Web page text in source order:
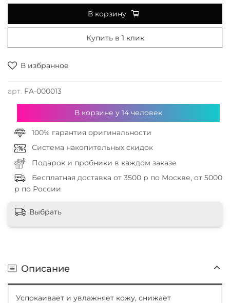
В избранное
арт. FA-000013
В корзину
Купить в 1 клик
В корзине у 14человек
100% гарантия оригинальности
Система накопительных скидок
Подарок и пробники в каждом заказе
Бесплатная доставка от 3500 р по Москве, от 5000
р по России
Выбрать
Описание
Успокаивает и увлажняет кожу, снижает